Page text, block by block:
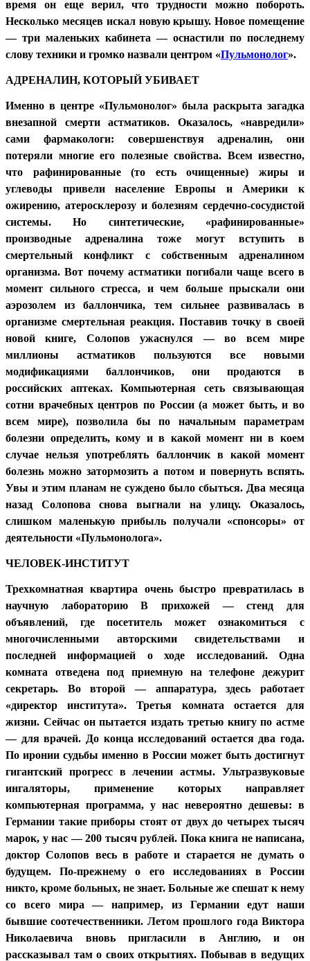
время он еще верил, что трудности можно побороть.
Несколько месяцев искал новую крышу. Новое помещение
— три маленьких кабинета — оснастили по последнему
слову техники и громко назвали центром «Пульмонолог».
АДРЕНАЛИН, КОТОРЫЙ УБИВАЕТ
Именно в центре «Пульмонолог» была раскрыта загадка
внезапной смерти астматиков. Оказалось, «навредили»
сами фармакологи: совершенствуя адреналин, они
потеряли многие его полезные свойства. Всем известно,
что рафинированные (то есть очищенные) жиры и
углеводы привели население Европы и Америки к
ожирению, атеросклерозу и болезням сердечно-сосудистой
системы. Но синтетические, «рафинированные»
производные адреналина тоже могут вступить в
смертельный конфликт с собственным адреналином
организма. Вот почему астматики погибали чаще всего в
момент сильного стресса, и чем больше прыскали они
аэрозолем из баллончика, тем сильнее развивалась в
организме смертельная реакция. Поставив точку в своей
новой книге, Солопов ужаснулся — во всем мире
миллионы астматиков пользуются все новыми
модификациями баллончиков, они продаются в
российских аптеках. Компьютерная сеть связывающая
сотни врачебных центров по России (а может быть, и во
всем мире), позволила бы по начальным параметрам
болезни определить, кому и в какой момент ни в коем
случае нельзя употреблять баллончик в какой момент
болезнь можно затормозить а потом и повернуть вспять.
Увы и этим планам не суждено было сбыться. Два месяца
назад Солопова снова выгнали на улицу. Оказалось,
слишком маленькую прибыль получали «спонсоры» от
деятельности «Пульмонолога».
ЧЕЛОВЕК-ИНСТИТУТ
Трехкомнатная квартира очень быстро превратилась в
научную лабораторию В прихожей — стенд для
объявлений, где посетитель может ознакомиться с
многочисленными авторскими свидетельствами и
последней информацией о ходе исследований. Одна
комната отведена под приемную на телефоне дежурит
секретарь. Во второй — аппаратура, здесь работает
«директор института». Третья комната остается для
жизни. Сейчас он пытается издать третью книгу по астме
— для врачей. До конца исследований остается два года.
По иронии судьбы именно в России может быть достигнут
гигантский прогресс в лечении астмы. Ультразвуковые
ингаляторы, применение которых направляет
компьютерная программа, у нас невероятно дешевы: в
Германии такие приборы стоят от двух до четырех тысяч
марок, у нас — 200 тысяч рублей. Пока книга не написана,
доктор Солопов весь в работе и старается не думать о
будущем. По-прежнему о его исследованиях в России
никто, кроме больных, не знает. Больные же спешат к нему
со всего мира — например, из Германии едут наши
бывшие соотечественники. Летом прошлого года Виктора
Николаевича вновь пригласили в Англию, и он
рассказывал там о своих открытиях. Побывав в ведущих